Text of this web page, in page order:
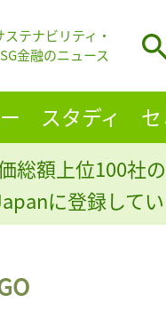
ステナビリティ・
金融のニュース
スタディ
総額上位100社
に登録して